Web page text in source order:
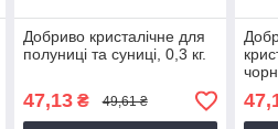
Добриво кристалічне для
полуниці та суниці, 0,3 кг.
47,13₴ 49,61 ₴
кг.